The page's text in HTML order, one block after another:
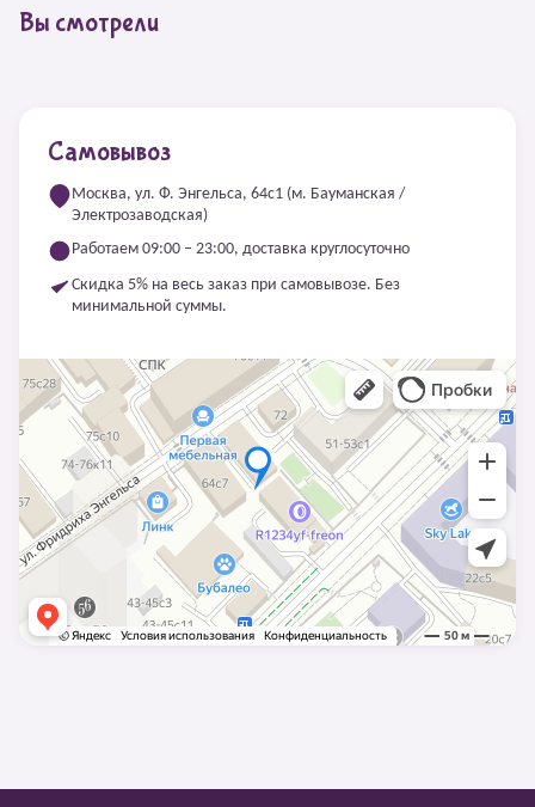
Вы смотрели
Самовывоз
Москва, ул. Ф. Энгельса, 64с1 (м. Бауманская /
Электрозаводская)
Работаем 09:00 – 23:00, доставка круглосуточно
Скидка 5% на весь заказ при самовывозе. Без
минимальной суммы.